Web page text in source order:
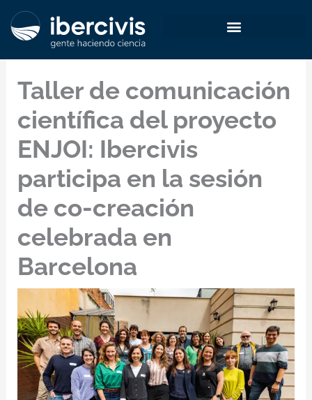
Taller de comunicación
científica del proyecto
ENJOI: Ibercivis
participa en la sesión
de co-creación
celebrada en
Barcelona